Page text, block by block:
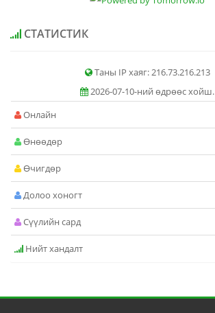
СТАТИСТИК
Таны IP хаяг: 216.73.216.213
2026-07-10-ний өдрөөс хойш.
Онлайн
Өнөөдөр
Өчигдөр
Долоо хоногт
Сүүлийн сард
Нийт хандалт